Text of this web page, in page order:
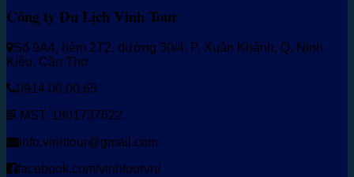
Công ty Du Lịch Vinh Tour
Số 9A4, hẻm 2T2, đường 30/4, P. Xuân Khánh, Q. Ninh
Kiều, Cần Thơ
0914.00.00.65
MST: 1801737622
info.vinhtour@gmail.com
facebook.com/vinhtourvn/